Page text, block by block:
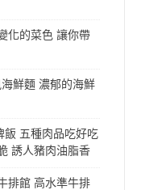
化的菜色 讓你帶
鮮麵 濃郁的海鮮
飯 五種肉品吃好吃
誘人豬肉油脂香
排館 高水準牛排